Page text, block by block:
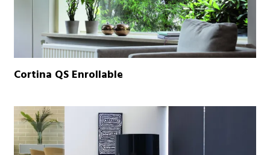
Cortina QS Enrollable